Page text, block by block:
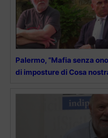
Palermo, “Mafia senza
di imposture di Cosa